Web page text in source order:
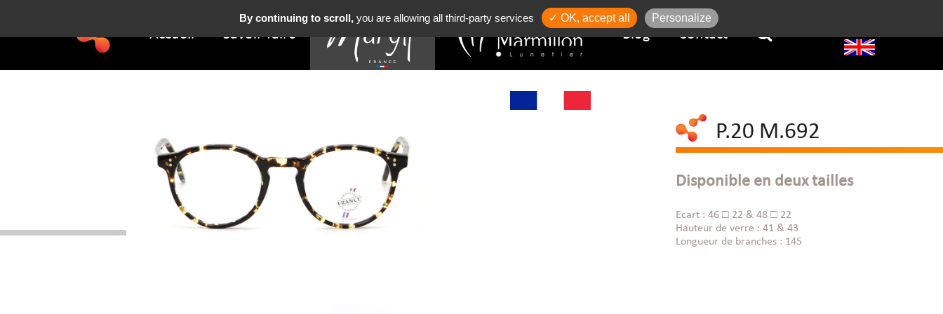
Accueil Savoir-faire Blog Contact
P.20 M.692
Disponible en deux tailles
Ecart : 46 □ 22 & 48 □ 22
Hauteur de verre : 41 & 43
Longueur de branches : 145
By continuing to scroll,you are allowing all third-party services ✓ OK, accept all Personalize